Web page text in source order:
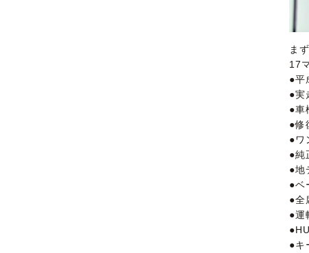
ま
17
●平
●実
●車
●修
●ワ
●純
●地
●ベ
●全
●運
●キ